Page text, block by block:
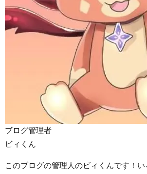
ブログ管理者
ビィくん
このブログの管理人のビィくんです！